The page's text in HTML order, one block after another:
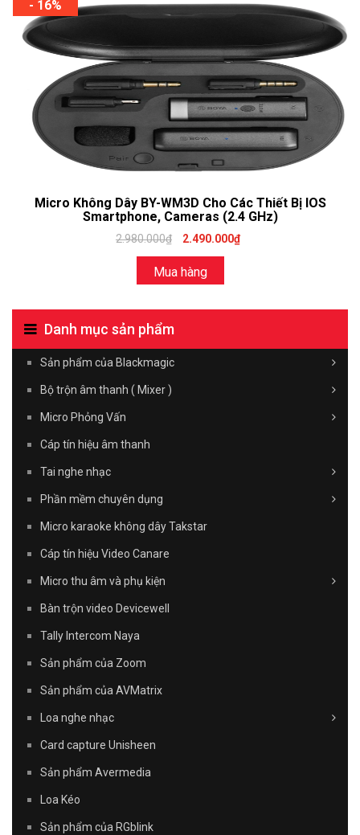
- 16%
Micro Không Dây BY-WM3D Cho Các Thiết Bị IOS
Smartphone, Cameras (2.4 GHz)
2.980.000₫ 2.490.000₫
Mua hàng
Danh mục sản phẩm
Sản phẩm của Blackmagic
Bộ trộn âm thanh ( Mixer )
Micro Phỏng Vấn
Cáp tín hiệu âm thanh
Tai nghe nhạc
Phần mềm chuyên dụng
Micro karaoke không dây Takstar
Cáp tín hiệu Video Canare
Micro thu âm và phụ kiện
Bàn trộn video Devicewell
Tally Intercom Naya
Sản phẩm của Zoom
Sản phẩm của AVMatrix
Loa nghe nhạc
Card capture Unisheen
Sản phẩm Avermedia
Loa Kéo
Sản phẩm của RGblink